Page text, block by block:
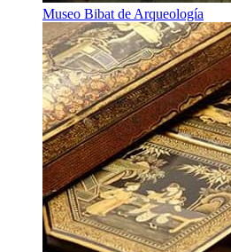
Museo Bibat de Arqueología